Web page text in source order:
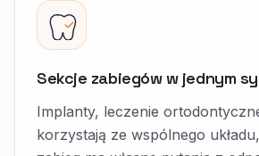
Sekcje zabiegów w jednym
Implanty, leczenie
korzystają ze wspólnego